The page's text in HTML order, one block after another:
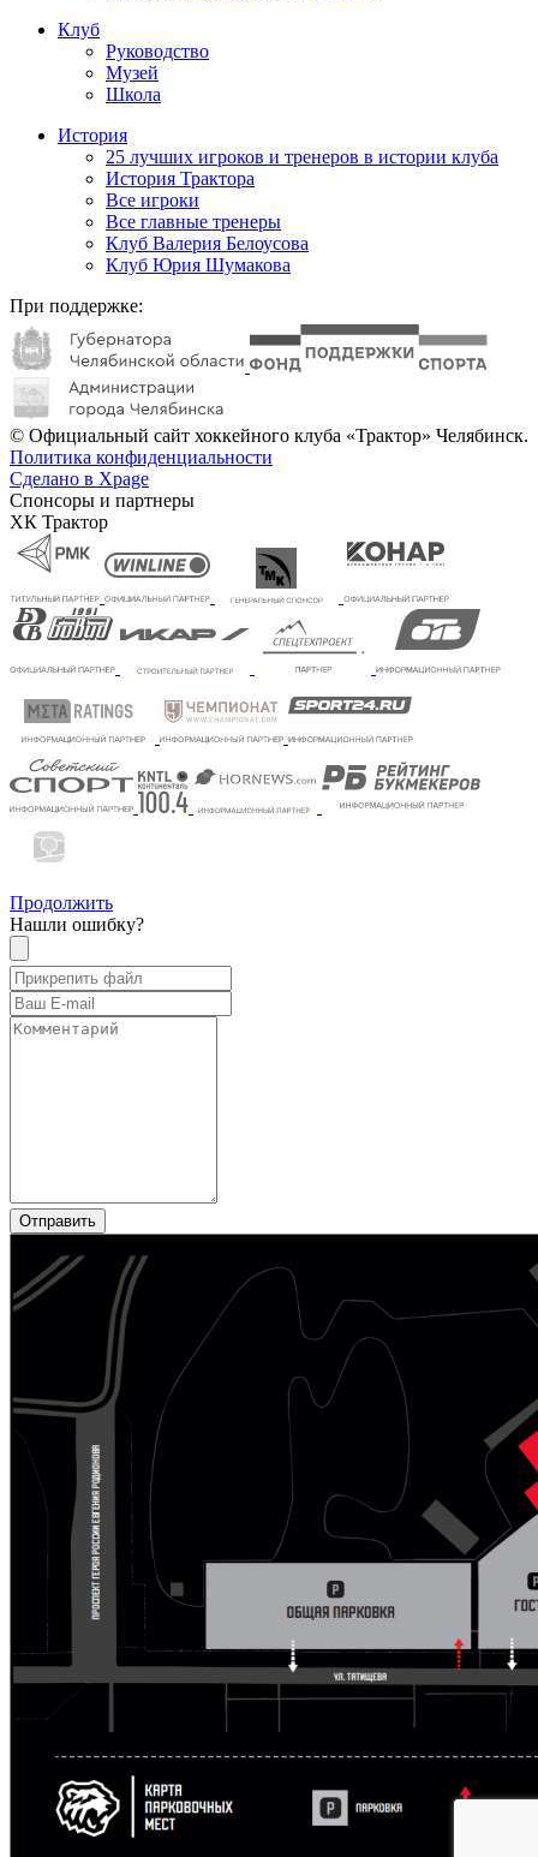
Клуб
Руководство
Музей
Школа
История
25 лучших игроков и тренеров в истории клуба
История Трактора
Все игроки
Все главные тренеры
Клуб Валерия Белоусова
Клуб Юрия Шумакова
При поддержке:
© Официальный сайт хоккейного клуба «Трактор» Челябинск.
Политика конфиденциальности
Сделано в Xpage
Спонсоры и партнеры
ХК Трактор
Продолжить
Нашли ошибку?